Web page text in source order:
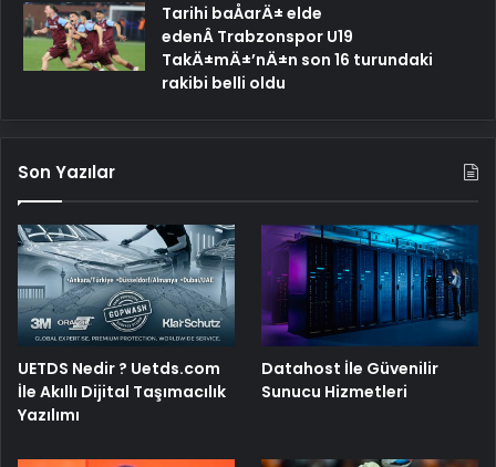
Tarihi baÅarÄ± elde
edenÂ Trabzonspor U19
TakÄ±mÄ±’nÄ±n son 16 turundaki
rakibi belli oldu
Son Yazılar
UETDS Nedir ? Uetds.com
İle Akıllı Dijital Taşımacılık
Yazılımı
Datahost İle Güvenilir
Sunucu Hizmetleri